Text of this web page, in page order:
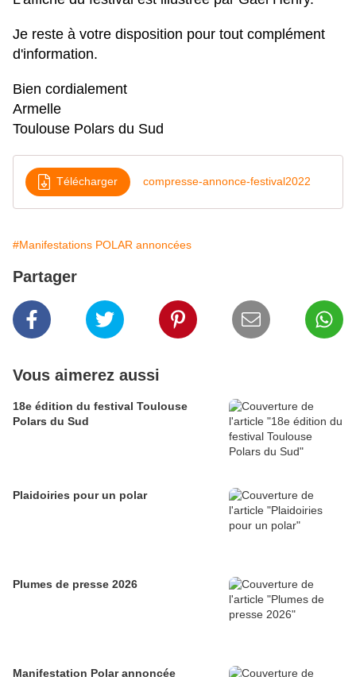
Je reste à votre disposition pour tout complément
d'information.
Bien cordialement
Armelle
Toulouse Polars du Sud
Télécharger compresse-annonce-festival2022
#Manifestations POLAR annoncées
Partager
Vous aimerez aussi
18e édition du festival Toulouse
Polars du Sud
Plaidoiries pour un polar
Plumes de presse 2026
Manifestation Polar annoncée